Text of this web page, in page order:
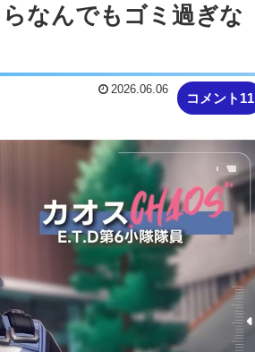
なんでもゴミ過ぎな
コメント11
2026.06.06